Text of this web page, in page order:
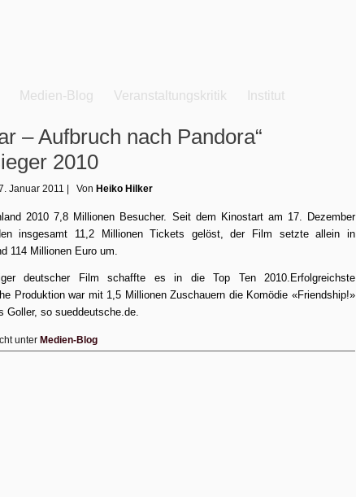
Medien-Blog Veranstaltungskritik Institut
– Aufbruch nach Pandora“
2010
Januar 2011 Von Heiko Hilker
2010 7,8 Millionen Besucher. Seit dem Kinostart am 17. Dezember
insgesamt 11,2 Millionen Tickets gelöst, der Film setzte allein in
114 Millionen Euro um.
deutscher Film schaffte es in die Top Ten 2010.Erfolgreichste
Produktion war mit 1,5 Millionen Zuschauern die Komödie «Friendship!»
Goller, so sueddeutsche.de.
unter Medien-Blog